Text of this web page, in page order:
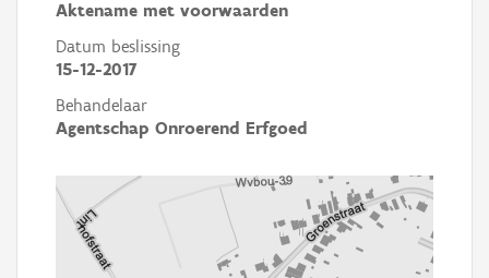
Aktename met voorwaarden
Datum beslissing
15-12-2017
Behandelaar
Agentschap Onroerend Erfgoed